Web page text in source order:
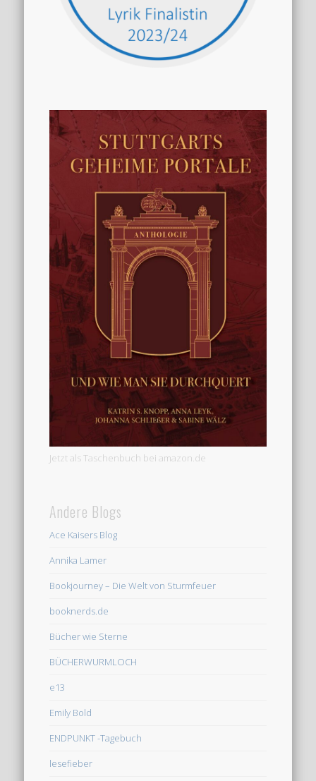
Jetzt als Taschenbuch bei amazon.de
Andere Blogs
Ace Kaisers Blog
Annika Lamer
Bookjourney – Die Welt von Sturmfeuer
booknerds.de
Bücher wie Sterne
BÜCHERWURMLOCH
e13
Emily Bold
ENDPUNKT -Tagebuch
lesefieber